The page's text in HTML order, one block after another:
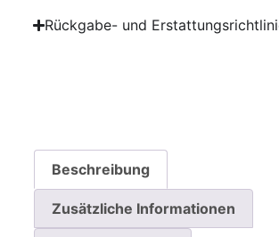
Rückgabe- und
Beschreibung
Zusätzliche Informationen